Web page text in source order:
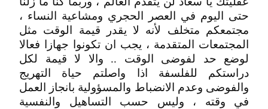
حتى اليوم في العصر الحجري ومشاعية النساء ،
مجتمعكم متخلف لأنه لا يقدر قيمة الوقت مثل
المجتمعات المتقدمة ، يجب ان تكونوا جهازا فعالا
لوضع حد لفوضى الوقت .. والا لا قيمة لكل
دراستكم للفلسفة اذا واصلتم حياة التهريج
والفوضى وعدم الانضباط والمسؤولية بانجاز العمل
في وقته ، وليس حسب التساهيل والنفسية